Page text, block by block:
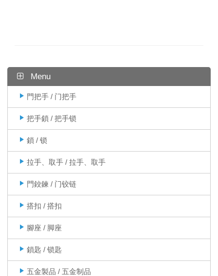
Menu
門把手 / 门把手
把手鎖 / 把手锁
鎖 / 锁
拉手、取手 / 拉手、取手
門鉸鍊 / 门铰链
搭扣 / 搭扣
腳座 / 脚座
鎖匙 / 锁匙
五金製品 / 五金制品